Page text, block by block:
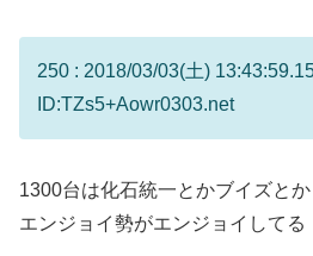
250 : 2018/03/03(土)
ID:TZs5+Aowr0303.net
1300台は化石統一とかブイズと
エンジョイ勢がエンジョイしてる